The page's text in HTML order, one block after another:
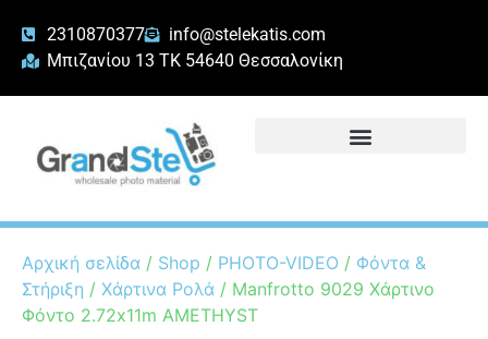
2310870377
info@stelekatis.com
Μπιζανίου 13 ΤΚ 54640 Θεσσαλονίκη
Αρχική σελίδα / Shop / PHOTO-VIDEO / Φόντα &
Στήριξη / Χάρτινα Ρολά / Manfrotto 9029 Χάρτινο
Φόντο 2.72x11m AMETHYST